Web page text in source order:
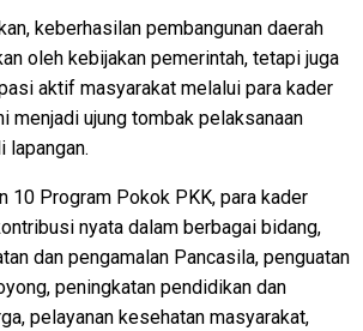
keberhasilan pembangunan daerah
oleh kebijakan pemerintah, tetapi juga
aktif masyarakat melalui para kader
menjadi ujung tombak pelaksanaan
lapangan.
10 Program Pokok PKK, para kader
nyata dalam berbagai bidang,
dan pengamalan Pancasila, penguatan
peningkatan pendidikan dan
pelayanan kesehatan masyarakat,